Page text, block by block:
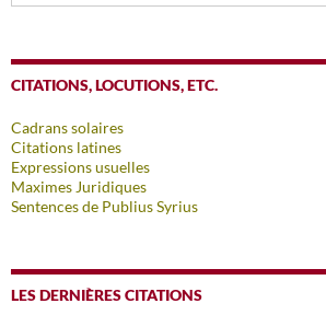
CITATIONS, LOCUTIONS, ETC.
Cadrans solaires
Citations latines
Expressions usuelles
Maximes Juridiques
Sentences de Publius Syrius
LES DERNIÈRES CITATIONS